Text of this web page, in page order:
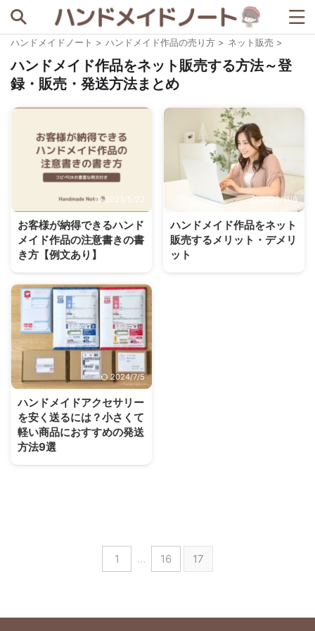
BASE minne STORES セリア ダイソー
メルカリ 例文 宣伝ツール 梱包資材
ハンドメイドノート > ハンドメイド作品の売り方 > ネット販売 >
ハンドメイド作品をネット販売する方法～登
録・販売・発送方法まとめ
2023/5/22
お客様が納得できるハンド
メイド作品の注意書きの書
き方【例文あり】
2023/11/6
ハンドメイド作品をネット
販売するメリット・デメリ
ット
2024/7/5
ハンドメイドアクセサリー
を安く送るには？小さくて
軽い商品におすすめの発送
方法9選
1 … 16 17